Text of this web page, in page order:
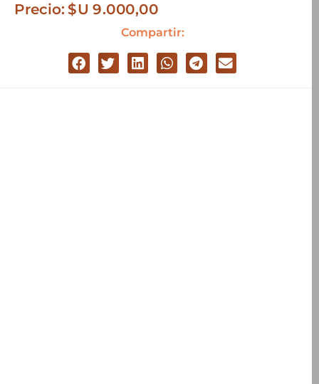
Precio: $U 9.000,00
Compartir: